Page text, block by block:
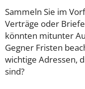
Sammeln Sie im
Verträge oder
könnten mitunter
Gegner Fristen
wichtige Adressen,
sind?